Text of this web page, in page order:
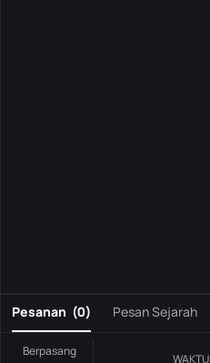
Pesanan (0) Pesan Sejarah
Berpasang
WAKTU